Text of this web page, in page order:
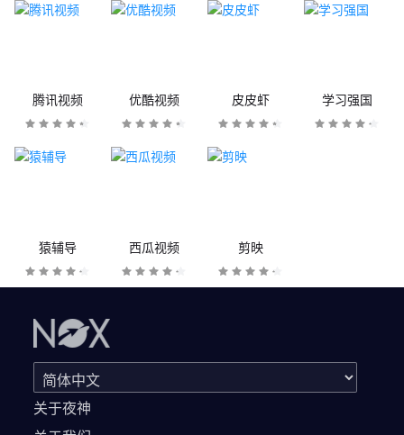
腾讯视频 优酷视频 皮皮虾 学习强国
猿辅导 西瓜视频 剪映
关于夜神